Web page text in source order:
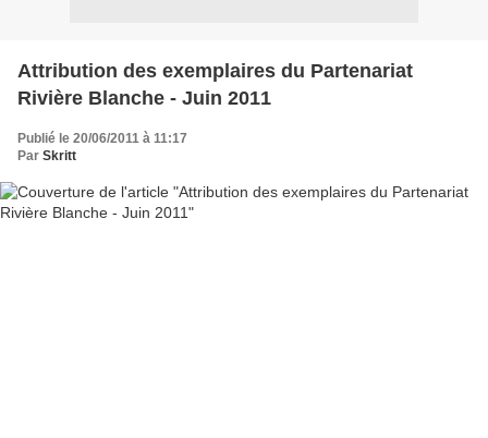
Attribution des exemplaires du Partenariat
Rivière Blanche - Juin 2011
Publié le 20/06/2011 à 11:17
Par Skritt